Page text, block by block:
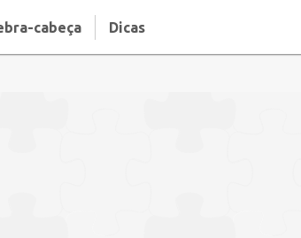
cabeça Dicas